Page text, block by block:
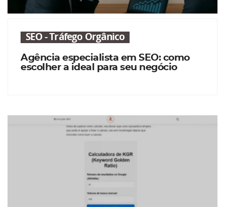
SEO - Tráfego Orgânico
Agência especialista em SEO: como
escolher a ideal para seu negócio